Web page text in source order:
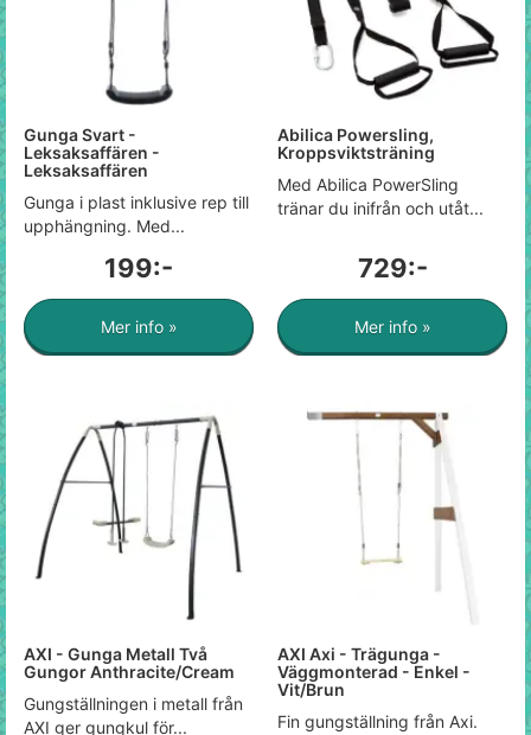
Gunga Svart -
Leksaksaffären -
Leksaksaffären
Gunga i plast inklusive rep till
upphängning. Med...
199:-
Mer info »
Abilica Powersling,
Kroppsviktsträning
Med Abilica PowerSling
tränar du inifrån och utåt...
729:-
Mer info »
AXI - Gunga Metall Två
Gungor Anthracite/Cream
Gungställningen i metall från
AXI ger gungkul för...
AXI Axi - Trägunga -
Väggmonterad - Enkel -
Vit/Brun
Fin gungställning från Axi.